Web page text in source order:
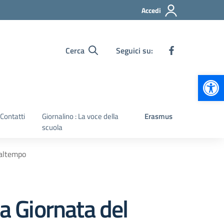
Accedi
Cerca Seguici su:
Contatti
Giornalino : La voce della
scuola
Erasmus
Giornata del